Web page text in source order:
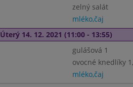
zelný salát
mléko,čaj
Úterý 14. 12. 2021 (11:00 - 13:55)
gulášová 1
ovocné knedlíky
mléko,čaj